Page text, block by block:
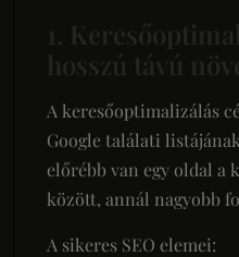
1.
hosszú távú
A keresőoptimalizálás
Google találati
előrébb van egy oldal a
között, annál nagyobb
A sikeres SEO elemei: